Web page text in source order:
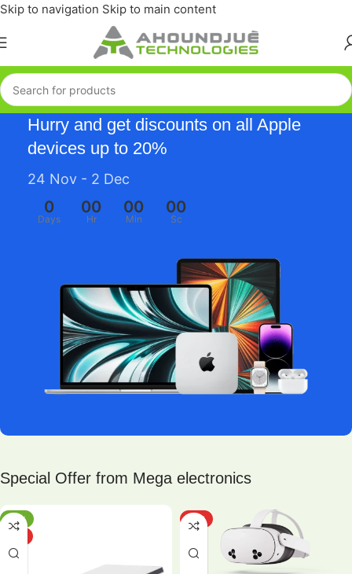
Skip to navigation Skip to main content
Hurry and get discounts on all Apple
devices up to 20%
24 Nov - 2 Dec
0
Days
00
Hr
00
Min
00
Sc
Special Offer from Mega electronics
-11%
HOT